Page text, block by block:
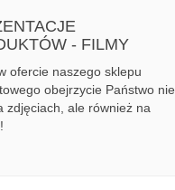
- FILMY
ofercie naszego sklepu
obejrzycie Państwo nie
zdjęciach, ale również na